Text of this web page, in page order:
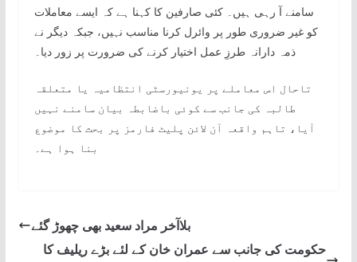
سامنے آ رہی ہیں۔ کئی صارفین کا کہنا ہے کہ ایسے معاملات
کو غیر ضروری طور پر وائرل کرنا مناسب نہیں، جبکہ دیگر نے
ذمہ دارانہ طرزِ عمل اختیار کرنے کی ضرورت پر زور دیا۔
تاحال اس معاملے پر یونیورسٹی انتظامیہ یا متعلقہ
طالبہ کی جانب سے کوئی باضابطہ بیان سامنے نہیں
آیا، تاہم واقعہ آن لائن پلیٹ فارمز پر بحث کا موضوع
بنا ہوا ہے۔
بلاآخر مراد سعید بھی چھوڑ گئے
حکومت کی جانب سے عمران خان کے لئے بڑے ریلیف کا